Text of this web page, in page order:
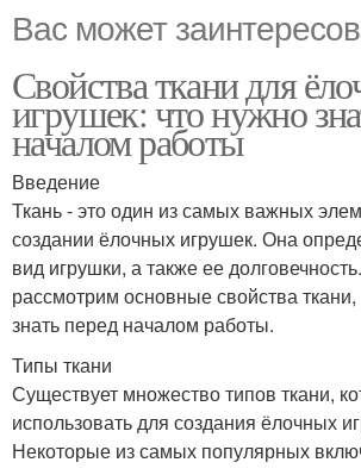
Вас может
Свойства ткани для
игрушек: что нужно
началом работы
Введение
Ткань - это один из самых важных
создании ёлочных игрушек. Она
вид игрушки, а также ее
рассмотрим основные свойства
знать перед началом работы.
Типы ткани
Существует множество типов ткани,
использовать для создания ёлочных
Некоторые из самых популярных